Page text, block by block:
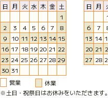
日
月 火 水 木 金 土
1
2
3 4 5 6 7
8
9 10 11 12 13 14 15
16 17 18 19 20 21 22
23 24 25 26 27 28 29
30 31
日
月
6
7
13 14
20 21
27 28
営業
休業
※土日・祝祭日はお休みをいただきます